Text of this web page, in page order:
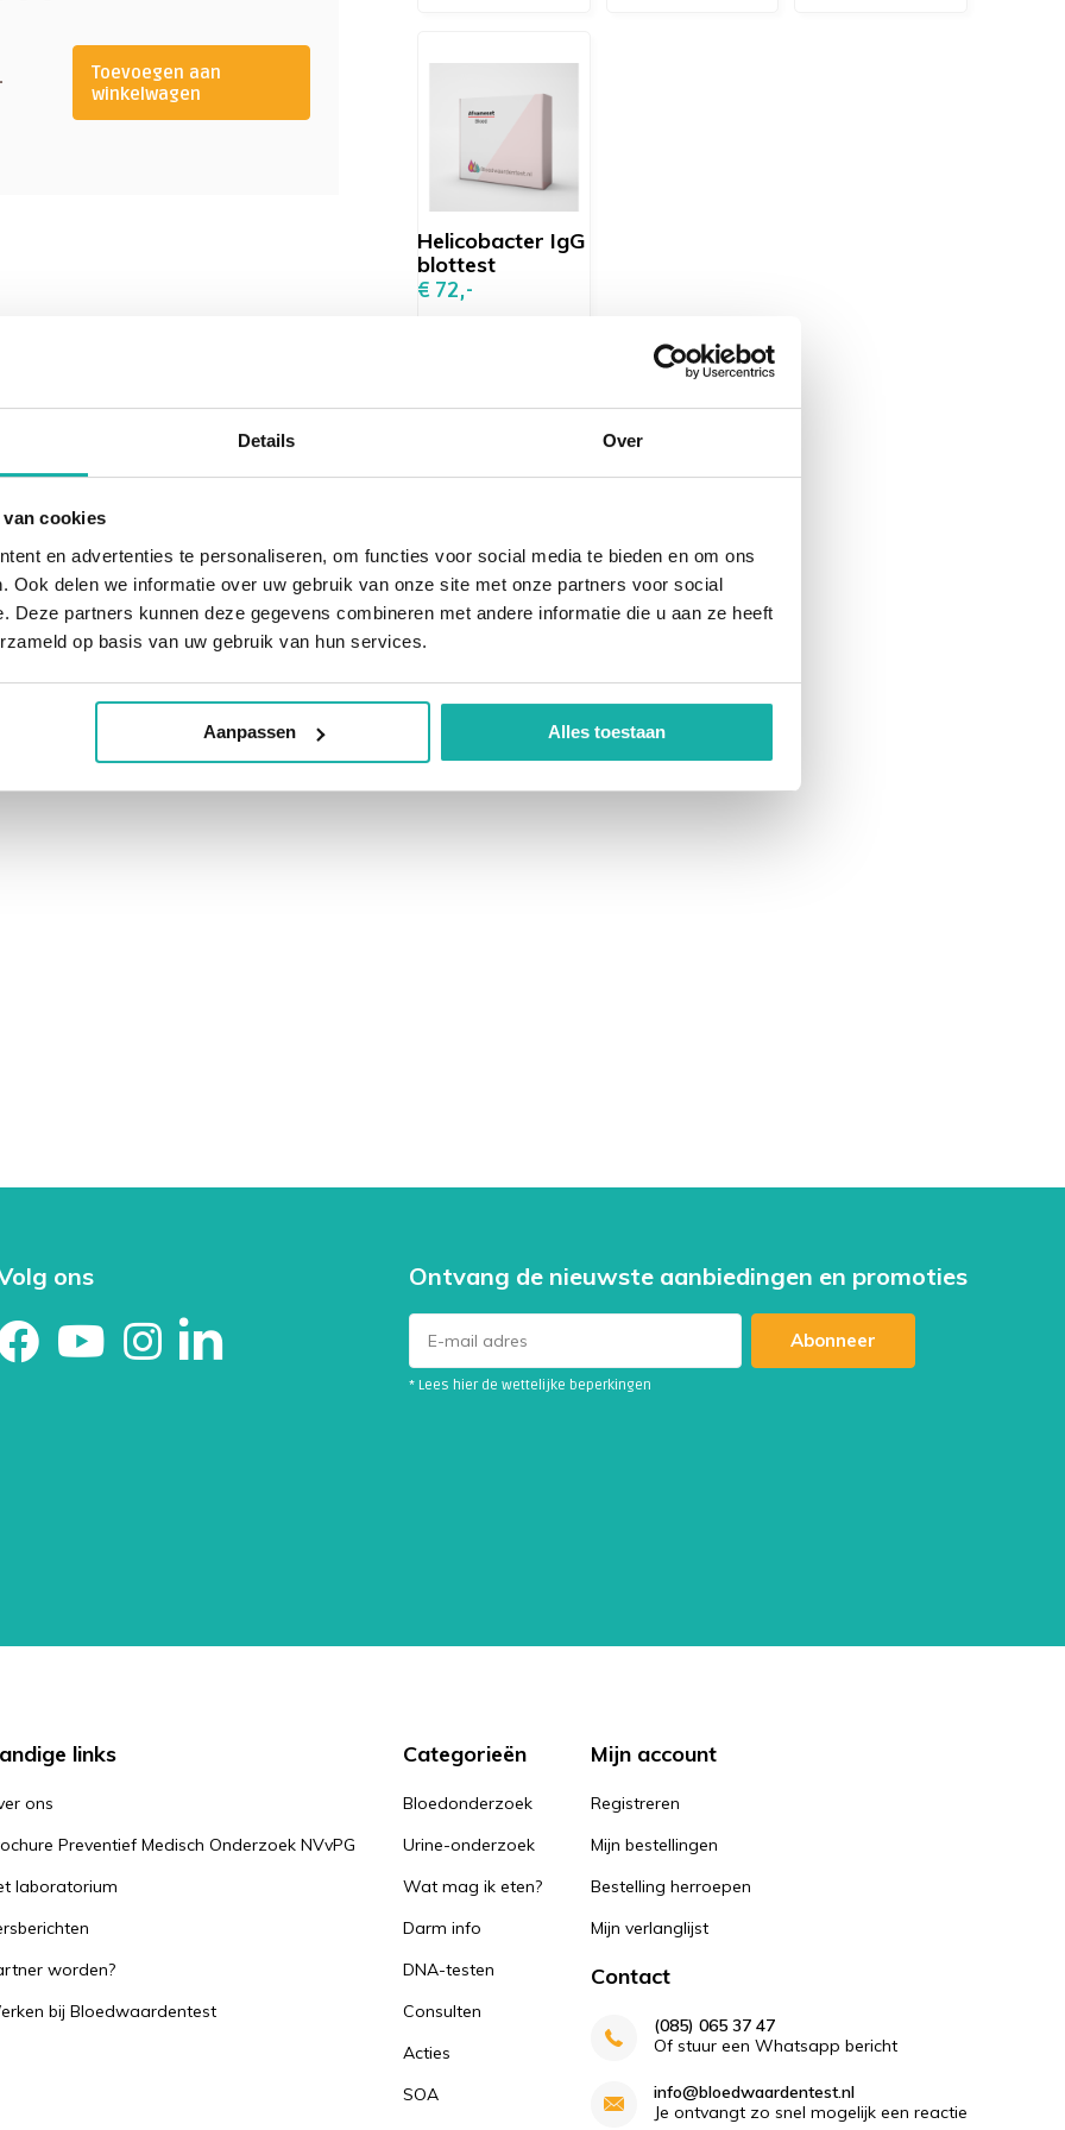
Details Over
cookies
en advertenties te personaliseren, om functies voor social media te bieden en om ons
Ook delen we informatie over uw gebruik van onze site met onze partners voor social
Deze partners kunnen deze gegevens combineren met andere informatie die u aan ze heeft
op basis van uw gebruik van hun services.
Aanpassen Alles toestaan
aan vitamine B12 leiden tot
heet 'penicieuze
(immuunsysteem) antistoffen
of te grote rode
af mogen hangen. Pernicieuze
auto-immuunziekten, zoals
vitiligo, Myasthenis Gravis
intrinsieke factor aanwezig en
factor sluit pernicieuze anemie
komen antistoffen tegen
specifiek voor de ziekte.
vitamine B12 injectie kan fout
B12 kan vals hoge
hoge IF waarde, kunnen beide
zijn geen antistoffen tegen
factor sluit pernicieuze
komen antistoffen tegen
waarde te achterhalen.
het afweersysteem de eigen
de binnenkant van de maag
een pernicieuze anemie
die kan ontstaan als
geeft vaak nauwelijks
optreden zijn:
Toevoegen aan
winkelwagen
Helicobacter IgG
blottest
€ 72,-
ons Ontvang de nieuwste aanbiedingen en promoties
Abonneer
* Lees hier de wettelijke beperkingen
links
ons
Preventief Medisch Onderzoek NVvPG
laboratorium
worden?
bij Bloedwaardentest
Categorieën
Bloedonderzoek
Urine-onderzoek
Wat mag ik eten?
Darm info
DNA-testen
Consulten
Acties
SOA
Mijn account
Registreren
Mijn bestellingen
Bestelling herroepen
Mijn verlanglijst
Contact
(085) 065 37 47
Of stuur een Whatsapp bericht
info@bloedwaardentest.nl
Je ontvangt zo snel mogelijk een reactie